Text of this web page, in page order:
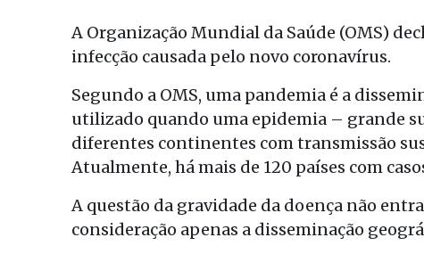
A Organização Mundial da Saúde (OMS)
infecção causada pelo novo coronavírus.
Segundo a OMS, uma pandemia é a
utilizado quando uma epidemia – grande
diferentes continentes com transmissão
Atualmente, há mais de 120 países com
A questão da gravidade da doença não
consideração apenas a disseminação